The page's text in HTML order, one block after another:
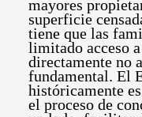
mayores
superficie
tiene que las
limitado acceso
directamente no
fundamental. El
históricamente
el proceso de